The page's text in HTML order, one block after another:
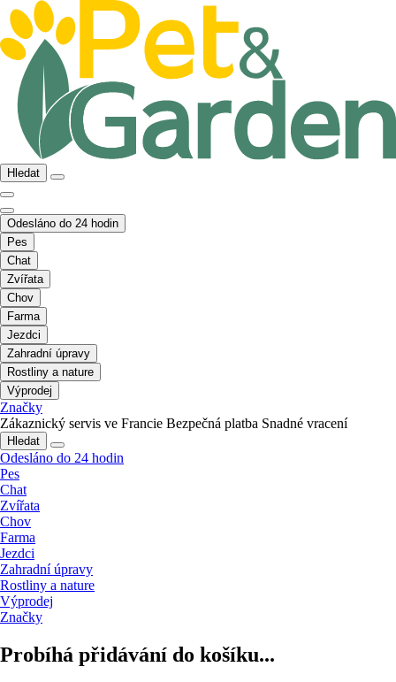
Hledat
Odesláno do 24 hodin
Pes
Chat
Zvířata
Chov
Farma
Jezdci
Zahradní úpravy
Rostliny a nature
Výprodej
Značky
Zákaznický servis ve Francie Bezpečná platba Snadné vracení
Hledat
Odesláno do 24 hodin
Pes
Chat
Zvířata
Chov
Farma
Jezdci
Zahradní úpravy
Rostliny a nature
Výprodej
Značky
Probíhá přidávání do košíku...